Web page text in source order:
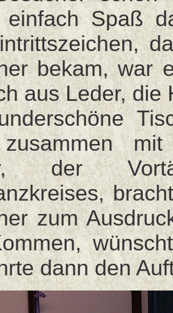
einfach Spaß
bekam, war
aus Leder, die
der
zum
dann den